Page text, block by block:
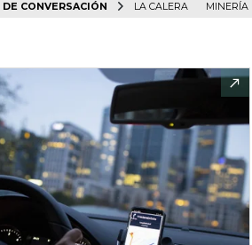
CONVERSACIÓN LA CALERA MINERÍA